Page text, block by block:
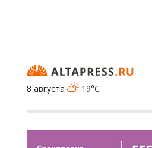
8 августа
19°C